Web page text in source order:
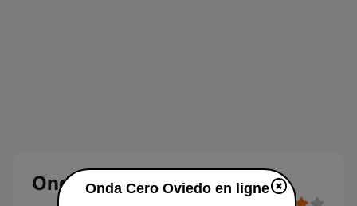
Onda Cero Oviedo
Onda Cero Oviedo en ligne